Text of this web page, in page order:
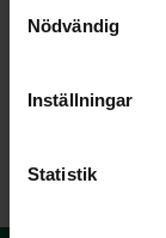
s
Nödvändig
Inställningar
Statistik
Kuva: